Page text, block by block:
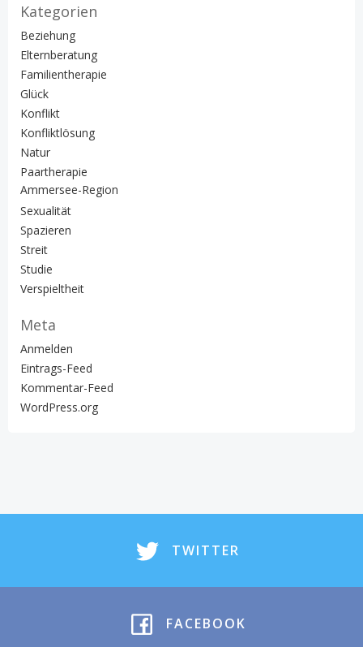
Kategorien
Beziehung
Elternberatung
Familientherapie
Glück
Konflikt
Konfliktlösung
Natur
Paartherapie
Ammersee-Region
Sexualität
Spazieren
Streit
Studie
Verspieltheit
Meta
Anmelden
Eintrags-Feed
Kommentar-Feed
WordPress.org
TWITTER
FACEBOOK